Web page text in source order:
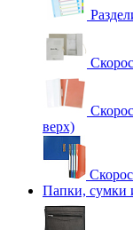
верх)
Папки, сумки